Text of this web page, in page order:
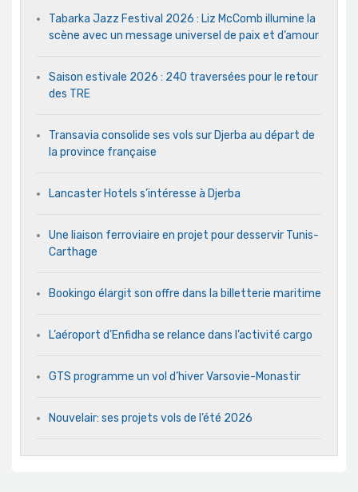
Tabarka Jazz Festival 2026 : Liz McComb illumine la
scène avec un message universel de paix et d’amour
Saison estivale 2026 : 240 traversées pour le retour
des TRE
Transavia consolide ses vols sur Djerba au départ de
la province française
Lancaster Hotels s’intéresse à Djerba
Une liaison ferroviaire en projet pour desservir Tunis-
Carthage
Bookingo élargit son offre dans la billetterie maritime
L’aéroport d’Enfidha se relance dans l’activité cargo
GTS programme un vol d’hiver Varsovie-Monastir
Nouvelair: ses projets vols de l’été 2026